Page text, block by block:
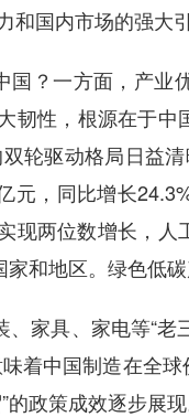
和国内市场的强大
国？一方面，产业
韧性，根源在于
双轮驱动格局日益
元，同比增长
现两位数增长，人
家和地区。绿色低
、家具、家电等“老
着中国制造在全
的政策成效逐步展